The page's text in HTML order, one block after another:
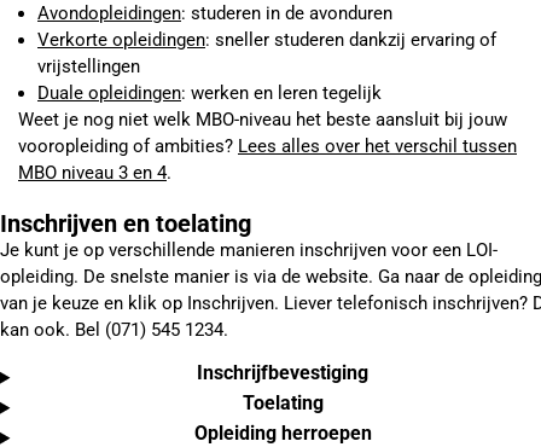
Avondopleidingen: studeren in de avonduren
Verkorte opleidingen: sneller studeren dankzij ervaring of
vrijstellingen
Duale opleidingen: werken en leren tegelijk
Weet je nog niet welk MBO-niveau het beste aansluit bij jouw
vooropleiding of ambities? Lees alles over het verschil tussen
MBO niveau 3 en 4.
Inschrijven en toelating
Je kunt je op verschillende manieren inschrijven voor een LOI-
opleiding. De snelste manier is via de website. Ga naar de opleiding
van je keuze en klik op Inschrijven. Liever telefonisch inschrijven?
kan ook. Bel (071) 545 1234.
Inschrijfbevestiging
Toelating
Opleiding herroepen